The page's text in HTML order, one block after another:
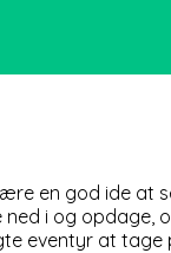
en god ide
i og opdage,
eventyr at tage